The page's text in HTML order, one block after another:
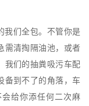
我们全包。不管你是
需清掏隔油池，或者
我们的抽粪吸污车配
备到不了的角落，车
给你添任何二次麻